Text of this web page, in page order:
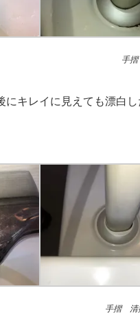
手摺
キレイに見えても漂白
手摺 清